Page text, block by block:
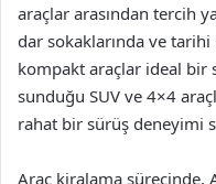
araçlar arasından tercih
dar sokaklarında ve
kompakt araçlar ideal bir
sunduğu SUV ve 4×4
rahat bir sürüş deneyimi
Araç kiralama sürecinde,